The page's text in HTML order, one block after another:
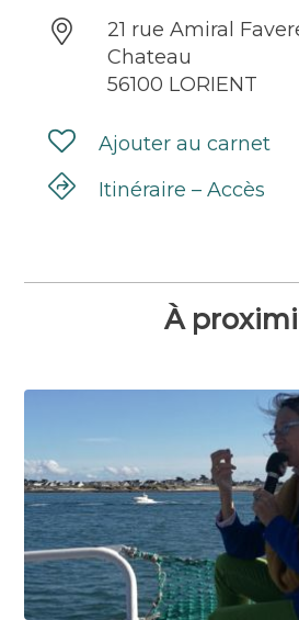
21 rue Amiral
Chateau
56100 LORIENT
Ajouter au carnet
Itinéraire – Accès
À